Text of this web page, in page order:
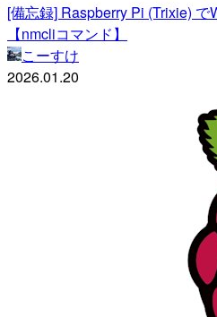
[備忘録] Raspberry Pi (Trixie)
【nmcliコマンド】
こーすけ
2026.01.20